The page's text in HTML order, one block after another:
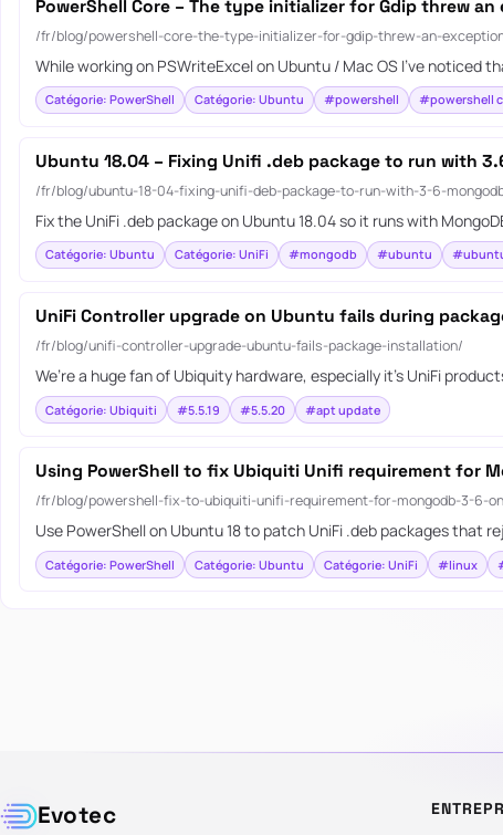
PowerShell Core – The type initializer for Gdip threw an
/fr/blog/powershell-core-the-type-initializer-for-gdip-threw-an-
While working on PSWriteExcel on Ubuntu / Mac OS I’ve noticed
Catégorie: PowerShell Catégorie: Ubuntu #powershell #powershell
Ubuntu 18.04 – Fixing Unifi .deb package to run with
/fr/blog/ubuntu-18-04-fixing-unifi-deb-package-to-run-with-3-6-
Fix the UniFi .deb package on Ubuntu 18.04 so it runs with
Catégorie: Ubuntu Catégorie: UniFi #mongodb #ubuntu
UniFi Controller upgrade on Ubuntu fails during
/fr/blog/unifi-controller-upgrade-ubuntu-fails-package-installation/
We’re a huge fan of Ubiquity hardware, especially it’s UniFi
Catégorie: Ubiquiti #5.5.19 #5.5.20 #apt update
Using PowerShell to fix Ubiquiti Unifi requirement for
/fr/blog/powershell-fix-to-ubiquiti-unifi-requirement-for-mongodb-3-6-
Use PowerShell on Ubuntu 18 to patch UniFi .deb packages that
Catégorie: PowerShell Catégorie: Ubuntu Catégorie: UniFi #linux
Evotec